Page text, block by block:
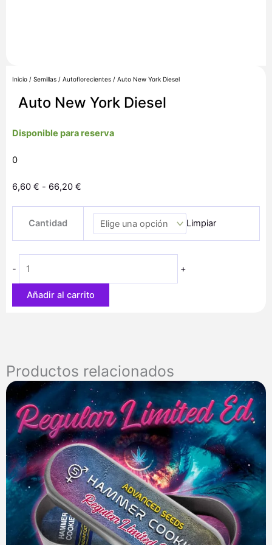
Inicio / Semillas / Autoflorecientes / Auto New York Diesel
Auto New York Diesel
Disponible para reserva
0
6,60 € - 66,20 €
precios:
desde
6,60 €
Cantidad Limpiar
-
New
York
Diesel
cantidad
+
Añadir al carrito
Productos relacionados